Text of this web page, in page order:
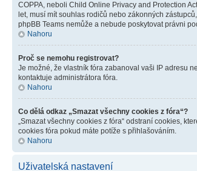
COPPA, neboli Child Online Privacy and Protection
let, musí mít souhlas rodičů nebo zákonných
phpBB Teams nemůže a nebude poskytovat právni
Nahoru
Proč se nemohu registrovat?
Je možné, že vlastník fóra zabanoval vaši IP adresu
kontaktuje administrátora fóra.
Nahoru
Co dělá odkaz „Smazat všechny cookies z fóra“?
„Smazat všechny cookies z fóra“ odstraní cookies,
cookies fóra pokud máte potíže s přihlašováním.
Nahoru
Uživatelská nastavení